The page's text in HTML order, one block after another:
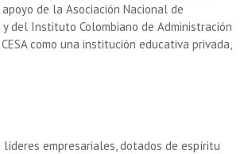
de la Asociación Nacional de
del Instituto Colombiano de Administración
como una institución educativa privada,
líderes empresariales, dotados de espíritu